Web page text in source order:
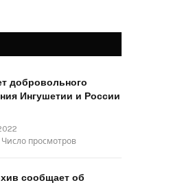
добровольного
Ингушетии и России
Число просмотров
сообщает об